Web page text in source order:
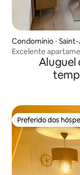
Condomínio ⋅
Excelente
Aluguel
Preferido dos
Preferido dos